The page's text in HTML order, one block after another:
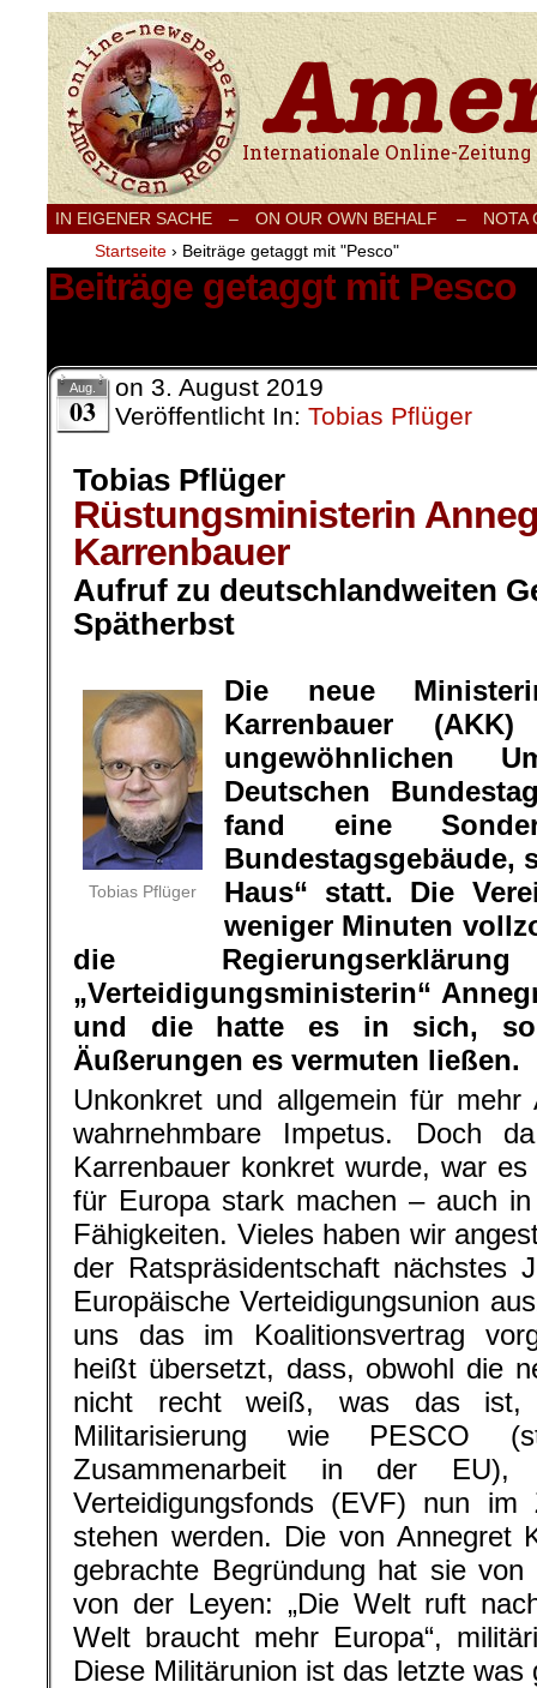
Internationale Onlinezeitung für Frieden,
IN EIGENER SACHE – ON OUR OWN BEHALF –
NOTA
Startseite › Beiträge getaggt mit "Pesco"
Beiträge getaggt mit Pesco
Aug.
03
on 3. August 2019
Veröffentlicht In: Tobias Pflüger
Tobias Pflüger
Rüstungsministerin
Karrenbauer
Aufruf zu deutschlandweiten
Spätherbst
Tobias Pflüger
Die neue
Karrenbauer
ungewöhnlichen
Deutschen
fand eine
Bundestagsgebäude,
Haus“ statt. Die
weniger Minuten
die
„Verteidigungsministerin“
und die hatte es in sich,
Äußerungen es vermuten ließen.
Unkonkret und allgemein für
wahrnehmbare Impetus. Doch
Karrenbauer konkret wurde, war
für Europa stark machen – auch
Fähigkeiten. Vieles haben wir
der Ratspräsidentschaft nächstes
Europäische Verteidigungsunion
uns das im Koalitionsvertrag
heißt übersetzt, dass, obwohl die
nicht recht weiß, was das
Militarisierung wie PESCO
Zusammenarbeit in der EU),
Verteidigungsfonds (EVF) nun im
stehen werden. Die von Annegret
gebrachte Begründung hat sie
von der Leyen: „Die Welt ruft
Welt braucht mehr Europa“,
Diese Militärunion ist das letzte was